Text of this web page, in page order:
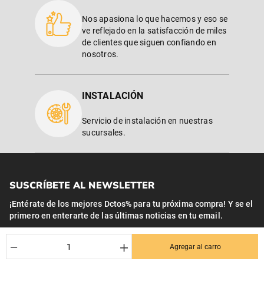
＋
－ Agregar al carro
Nos apasiona lo que hacemos y eso se
ve reflejado en la satisfacción de miles
de clientes que siguen confiando en
nosotros.
INSTALACIÓN
Servicio de instalación en nuestras
sucursales.
SUSCRÍBETE AL NEWSLETTER
¡Entérate de los mejores Dctos% para tu próxima compra! Y se el
primero en enterarte de las últimas noticias en tu email.